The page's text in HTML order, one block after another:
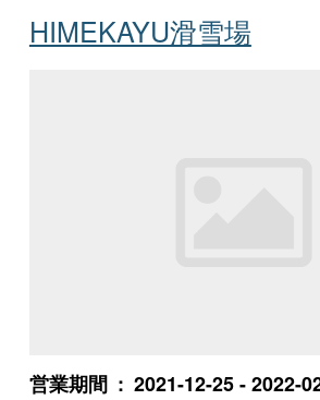
HIMEKAYU滑雪場
営業期間 2021-12-25 - 2022-